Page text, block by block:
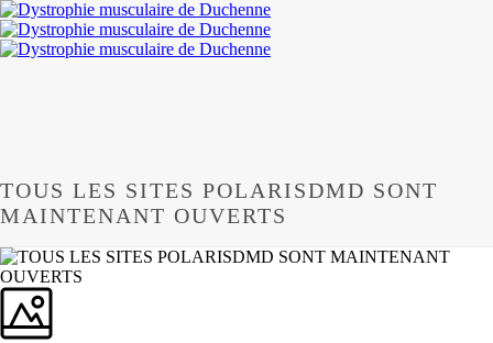
TOUS LES SITES POLARISDMD SONT
MAINTENANT OUVERTS